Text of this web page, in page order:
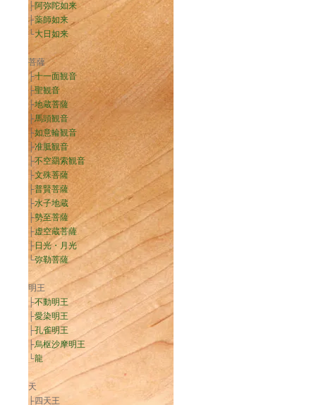
├阿弥陀如来
├薬師如来
└大日如来
菩薩
├十一面観音
├聖観音
├地蔵菩薩
├馬頭観音
├如意輪観音
├准胝観音
├不空羂索観音
├文殊菩薩
├普賢菩薩
├水子地蔵
├勢至菩薩
├虚空蔵菩薩
├日光・月光
└弥勒菩薩
明王
├不動明王
├愛染明王
├孔雀明王
├烏枢沙摩明王
└龍
天
├四天王